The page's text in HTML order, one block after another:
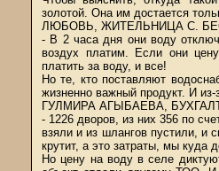
золотой. Она им достается
ЛЮБОВЬ, ЖИТЕЛЬНИЦА С.
- В 2 часа дня они воду
воздух платим. Если они
платить за воду, и все!
Но те, кто поставляют
жизненно важный продукт. И из-
ГУЛМИРА АГЫБАЕВА,
- 1226 дворов, из них 356 по
взяли и из шлангов пустили, и
крутит, а это затраты, мы куда
Но цену на воду в селе